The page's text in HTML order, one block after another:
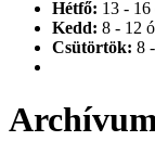
Hétfő: 13 - 16
Kedd: 8 - 12
Csütörtök: 8